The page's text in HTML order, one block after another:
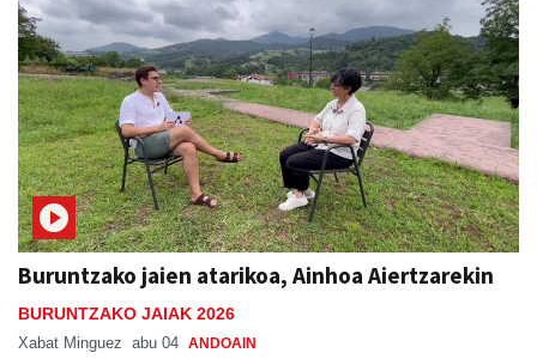
Buruntzako jaien atarikoa, Ainhoa Aiertzarekin
BURUNTZAKO JAIAK 2026
Xabat Minguez abu 04 ANDOAIN